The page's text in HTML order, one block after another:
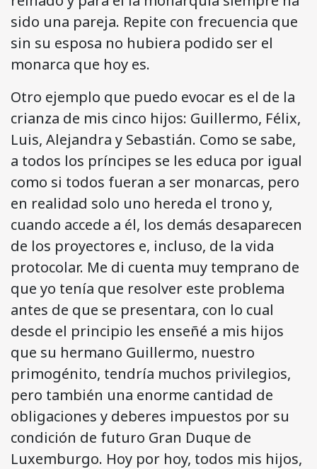
sido una pareja. Repite con frecuencia que
sin su esposa no hubiera podido ser el
monarca que hoy es.
Otro ejemplo que puedo evocar es el de la
crianza de mis cinco hijos: Guillermo, Félix,
Luis, Alejandra y Sebastián. Como se sabe,
a todos los príncipes se les educa por igual
como si todos fueran a ser monarcas, pero
en realidad solo uno hereda el trono y,
cuando accede a él, los demás desaparecen
de los proyectores e, incluso, de la vida
protocolar. Me di cuenta muy temprano de
que yo tenía que resolver este problema
antes de que se presentara, con lo cual
desde el principio les enseñé a mis hijos
que su hermano Guillermo, nuestro
primogénito, tendría muchos privilegios,
pero también una enorme cantidad de
obligaciones y deberes impuestos por su
condición de futuro Gran Duque de
Luxemburgo. Hoy por hoy, todos mis hijos,